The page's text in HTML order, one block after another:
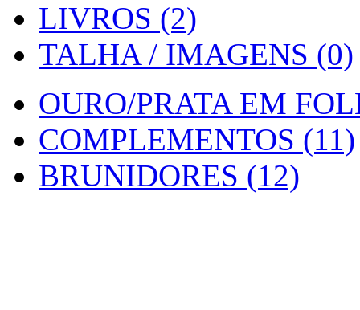
LIVROS (2)
TALHA / IMAGENS (0)
OURO/PRATA EM
COMPLEMENTOS (11)
BRUNIDORES (12)